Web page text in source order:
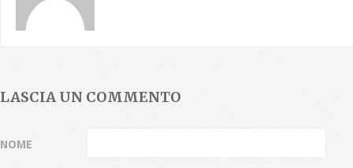
LASCIA UN COMMENTO
NOME